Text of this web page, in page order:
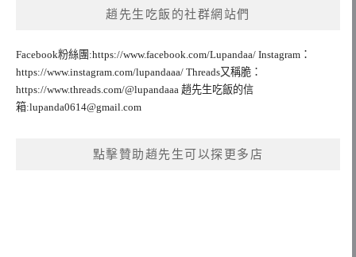
趙先生吃飯的社群網站們
Facebook粉絲團:https://www.facebook.com/Lupandaa/ Instagram：
https://www.instagram.com/lupandaaa/ Threads又稱脆：
https://www.threads.com/@lupandaaa 趙先生吃飯的信
箱:lupanda0614@gmail.com
點擊贊助趙先生可以探更多店